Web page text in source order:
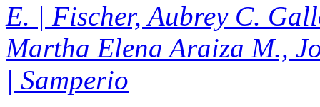
E. | Fischer, Aubrey C.
Martha Elena Araiza M.,
| Samperio